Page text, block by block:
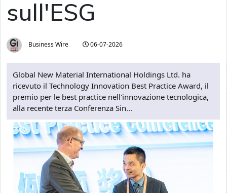
sull'ESG
Business Wire 06-07-2026
Global New Material International Holdings Ltd. ha
ricevuto il Technology Innovation Best Practice Award, il
premio per le best practice nell'innovazione tecnologica,
alla recente terza Conferenza Sin...